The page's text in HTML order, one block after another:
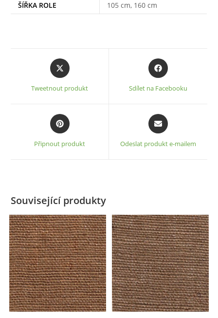
ŠÍŘKA ROLE
105 cm, 160 cm
Opens
in
new
Tweetnout produkt
Opens
in
new
Sdílet na Facebooku
Opens
in
new
Připnout produkt
Opens
in
new
Odeslat produkt e-mailem
Související produkty